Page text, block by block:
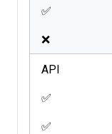
✅
❌
API
✅
✅